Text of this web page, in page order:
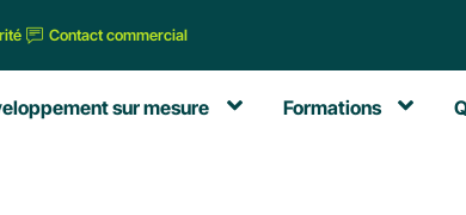
Contact commercial
sur mesure Formations